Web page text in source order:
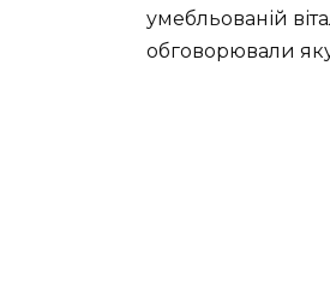
умебльованій
обговорювали